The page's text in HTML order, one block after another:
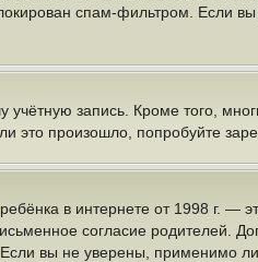
спам-фильтром. Если
запись. Кроме того,
произошло, попробуйте
в интернете от 1998 г. —
согласие родителей.
вы не уверены, применимо